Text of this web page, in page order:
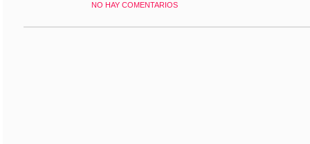
NO HAY COMENTARIOS